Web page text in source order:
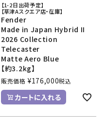
【1-2日出荷予定】
【草津Aスクエア店・在庫】
Fender
Made in Japan Hybrid II
2026 Collection
Telecaster
Matte Aero Blue
【約3.2kg】
販売価格 ¥176,000税込
カートに入れる